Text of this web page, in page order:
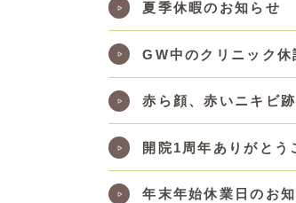
夏季休暇のお知らせ
GW中のクリニック休
赤ら顔、赤いニキビ
開院1周年ありがとう
年末年始休業日のお